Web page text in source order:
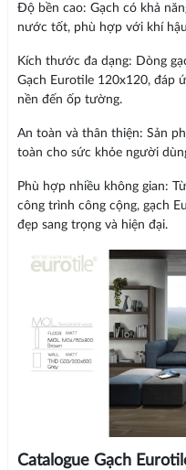
Độ bền cao: Gạch có khả
nước tốt, phù hợp với khí
Kích thước đa dạng: Dòng
Gạch Eurotile 120x120, đáp
nền đến ốp tường.
An toàn và thân thiện: Sản
toàn cho sức khỏe người
Phù hợp nhiều không gian:
công trình công cộng, gạch
đẹp sang trọng và hiện đại.
Catalogue Gạch